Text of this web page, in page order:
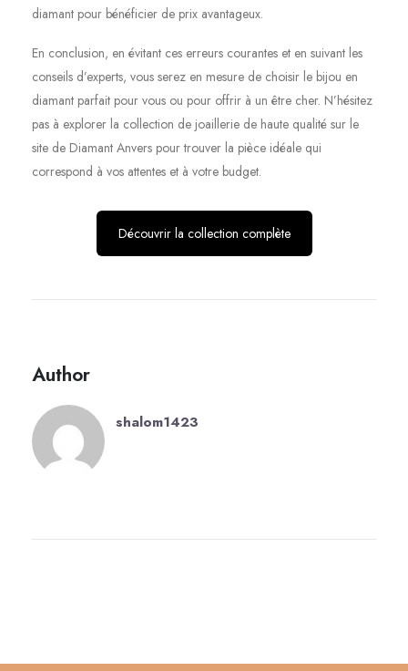
diamant pour bénéficier de prix avantageux.
En conclusion, en évitant ces erreurs courantes et en suivant les
conseils d’experts, vous serez en mesure de choisir le bijou en
diamant parfait pour vous ou pour offrir à un être cher. N’hésitez
pas à explorer la collection de joaillerie de haute qualité sur le
site de Diamant Anvers pour trouver la pièce idéale qui
correspond à vos attentes et à votre budget.
Découvrir la collection complète
Author
shalom1423